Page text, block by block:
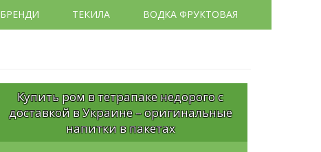
БРЕНДИ ТЕКИЛА ВОДКА ФРУКТОВАЯ
Купить ром в тетрапаке недорого с
доставкой в Украине – оригинальные
напитки в пакетах